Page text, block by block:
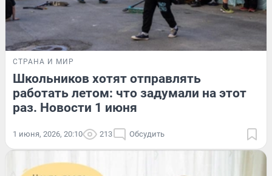
СТРАНА И МИР
Школьников хотят отправлять
работать летом: что задумали на этот
раз. Новости 1 июня
1 июня, 2026, 20:10 213 Обсудить